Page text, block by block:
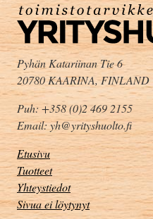
Pyhän Katariinan Tie 6
20780 KAARINA, FINLAND
Puh: +358 (0)2 469 2155
Email: yh@yrityshuolto.fi
Etusivu
Tuotteet
Yhteystiedot
Sivua ei löytynyt